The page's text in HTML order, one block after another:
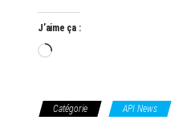
J’aime ça :
Chargement…
Catégorie API News